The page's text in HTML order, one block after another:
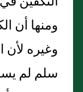
ومنها أن
وغيره لأن
سلم لم